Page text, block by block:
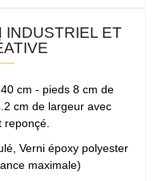
INDUSTRIEL ET
cm - pieds 8 cm de
cm de largeur avec
Verni époxy polyester
maximale)